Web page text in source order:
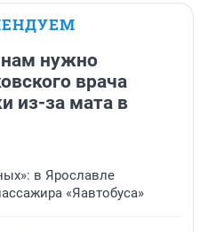
нам нужно
врача
из-за мата в
в Ярославле
«Яавтобуса»